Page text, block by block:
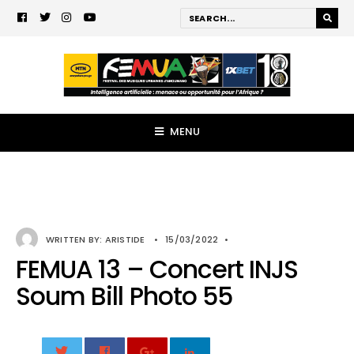
MENU
WRITTEN BY: ARISTIDE • 15/03/2022 •
FEMUA 13 – Concert INJS
Soum Bill Photo 55